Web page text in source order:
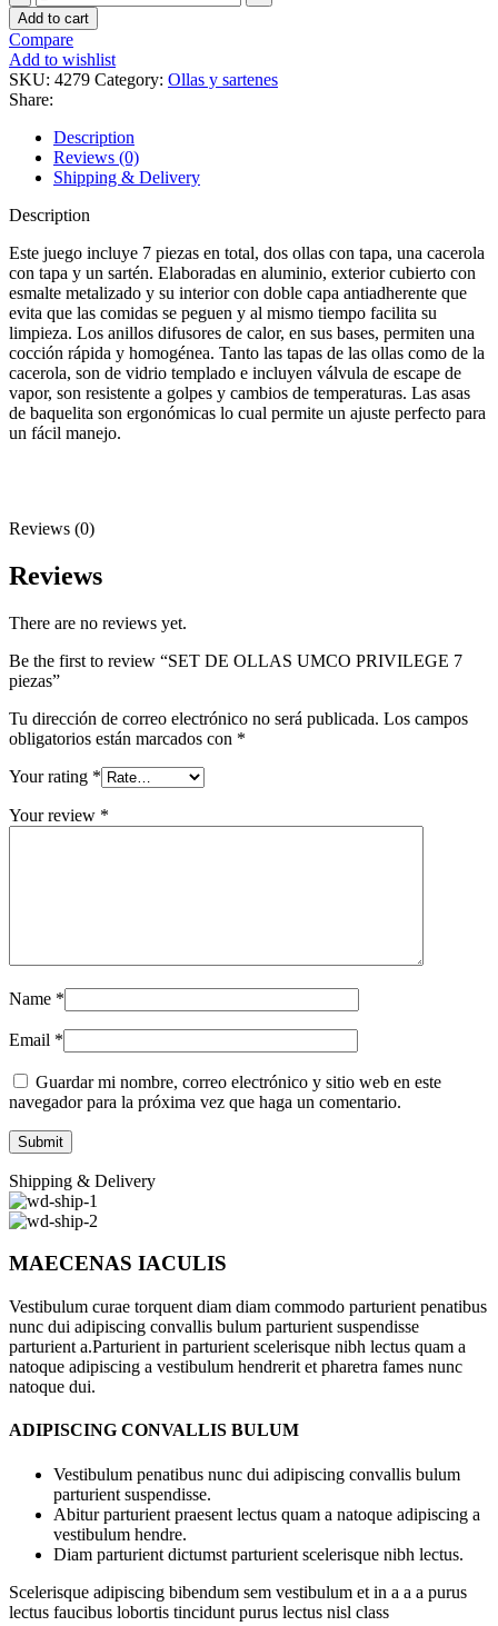
DE
OLLAS
UMCO
PRIVILEGE
7
piezas
quantity
Add to cart
Compare
Add to wishlist
SKU: 4279 Category: Ollas y sartenes
Share:
Description
Reviews (0)
Shipping & Delivery
Description
Este juego incluye 7 piezas en total, dos ollas con tapa, una cacerola
con tapa y un sartén. Elaboradas en aluminio, exterior cubierto con
esmalte metalizado y su interior con doble capa antiadherente que
evita que las comidas se peguen y al mismo tiempo facilita su
limpieza. Los anillos difusores de calor, en sus bases, permiten una
cocción rápida y homogénea. Tanto las tapas de las ollas como de la
cacerola, son de vidrio templado e incluyen válvula de escape de
vapor, son resistente a golpes y cambios de temperaturas. Las asas
de baquelita son ergonómicas lo cual permite un ajuste perfecto para
un fácil manejo.
Reviews (0)
Reviews
There are no reviews yet.
Be the first to review “SET DE OLLAS UMCO PRIVILEGE 7
piezas”
Tu dirección de correo electrónico no será publicada. Los campos
obligatorios están marcados con *
Your rating *
Your review *
Name *
Email *
Guardar mi nombre, correo electrónico y sitio web en este
navegador para la próxima vez que haga un comentario.
Shipping & Delivery
MAECENAS IACULIS
Vestibulum curae torquent diam diam commodo parturient penatibus
nunc dui adipiscing convallis bulum parturient suspendisse
parturient a.Parturient in parturient scelerisque nibh lectus quam a
natoque adipiscing a vestibulum hendrerit et pharetra fames nunc
natoque dui.
ADIPISCING CONVALLIS BULUM
Vestibulum penatibus nunc dui adipiscing convallis bulum
parturient suspendisse.
Abitur parturient praesent lectus quam a natoque adipiscing a
vestibulum hendre.
Diam parturient dictumst parturient scelerisque nibh lectus.
Scelerisque adipiscing bibendum sem vestibulum et in a a a purus
lectus faucibus lobortis tincidunt purus lectus nisl class